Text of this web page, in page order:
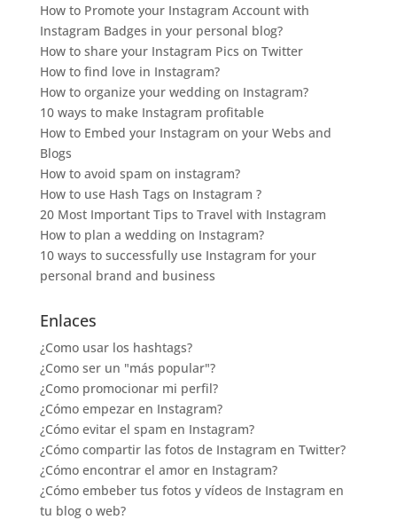
How to Promote your Instagram Account with
Instagram Badges in your personal blog?
How to share your Instagram Pics on Twitter
How to find love in Instagram?
How to organize your wedding on Instagram?
10 ways to make Instagram profitable
How to Embed your Instagram on your Webs and
Blogs
How to avoid spam on instagram?
How to use Hash Tags on Instagram ?
20 Most Important Tips to Travel with Instagram
How to plan a wedding on Instagram?
10 ways to successfully use Instagram for your
personal brand and business
Enlaces
¿Como usar los hashtags?
¿Como ser un "más popular"?
¿Como promocionar mi perfil?
¿Cómo empezar en Instagram?
¿Cómo evitar el spam en Instagram?
¿Cómo compartir las fotos de Instagram en Twitter?
¿Cómo encontrar el amor en Instagram?
¿Cómo embeber tus fotos y vídeos de Instagram en
tu blog o web?